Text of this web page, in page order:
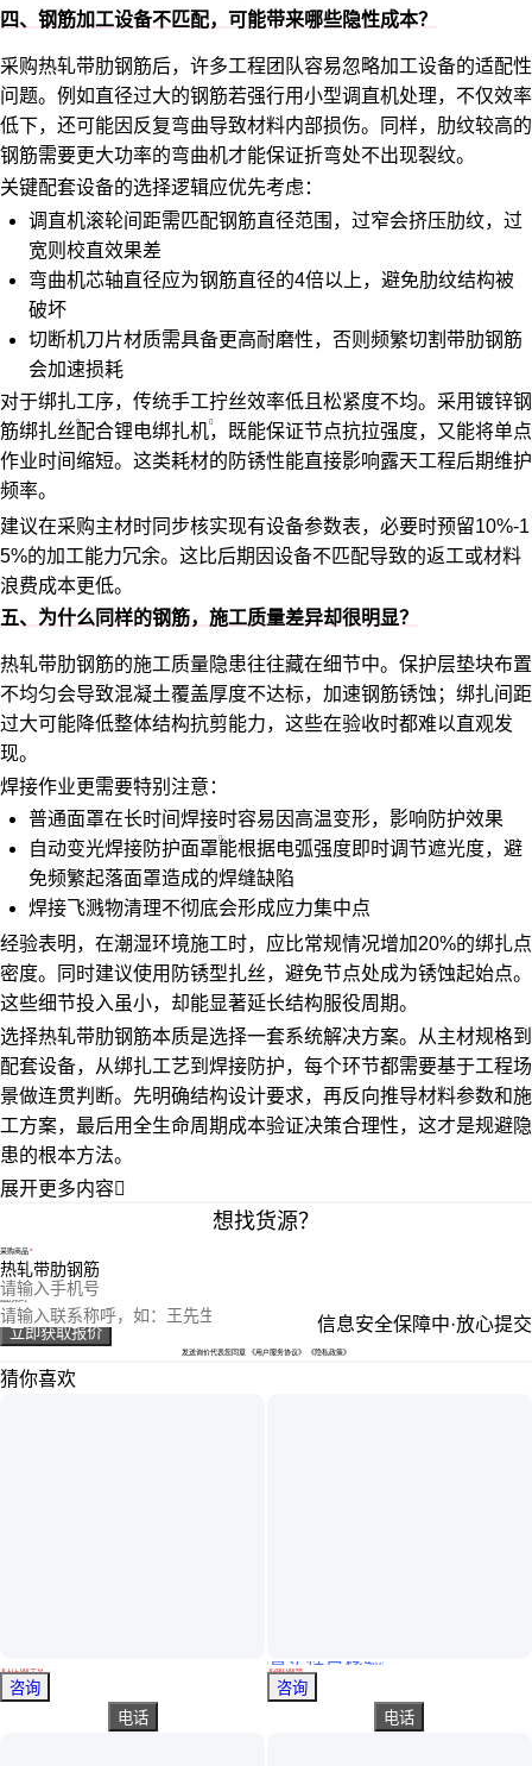
四、钢筋加工设备不匹配，可能带来哪些隐性成本？
采购热轧带肋钢筋后，许多工程团队容易忽略加工设备的适配性
问题。例如直径过大的钢筋若强行用小型调直机处理，不仅效率
低下，还可能因反复弯曲导致材料内部损伤。同样，肋纹较高的
钢筋需要更大功率的弯曲机才能保证折弯处不出现裂纹。
关键配套设备的选择逻辑应优先考虑：
调直机滚轮间距需匹配钢筋直径范围，过窄会挤压肋纹，过
宽则校直效果差
弯曲机芯轴直径应为钢筋直径的4倍以上，避免肋纹结构被
破坏
切断机刀片材质需具备更高耐磨性，否则频繁切割带肋钢筋
会加速损耗
对于绑扎工序，传统手工拧丝效率低且松紧度不均。采用镀锌钢
筋绑扎丝配合锂电绑扎机，既能保证节点抗拉强度，又能将单点
作业时间缩短。这类耗材的防锈性能直接影响露天工程后期维护
频率。
建议在采购主材时同步核实现有设备参数表，必要时预留10%-1
5%的加工能力冗余。这比后期因设备不匹配导致的返工或材料
浪费成本更低。
五、为什么同样的钢筋，施工质量差异却很明显？
热轧带肋钢筋的施工质量隐患往往藏在细节中。保护层垫块布置
不均匀会导致混凝土覆盖厚度不达标，加速钢筋锈蚀；绑扎间距
过大可能降低整体结构抗剪能力，这些在验收时都难以直观发
现。
焊接作业更需要特别注意：
普通面罩在长时间焊接时容易因高温变形，影响防护效果
自动变光焊接防护面罩能根据电弧强度即时调节遮光度，避
免频繁起落面罩造成的焊缝缺陷
焊接飞溅物清理不彻底会形成应力集中点
经验表明，在潮湿环境施工时，应比常规情况增加20%的绑扎点
密度。同时建议使用防锈型扎丝，避免节点处成为锈蚀起始点。
这些细节投入虽小，却能显著延长结构服役周期。
选择热轧带肋钢筋本质是选择一套系统解决方案。从主材规格到
配套设备，从绑扎工艺到焊接防护，每个环节都需要基于工程场
景做连贯判断。先明确结构设计要求，再反向推导材料参数和施
工方案，最后用全生命周期成本验证决策合理性，这才是规避隐
患的根本方法。
展开更多内容
想找货源？
采购商品
您的电话
您的称呼
立即获取报价 信息安全保障中·放心提交
发送询价代表您同意 《用户服务协议》 《隐私政策》
猜你喜欢
￥ 171 .00/千克
江苏无锡
咨询
电话
2.1米宽的输送带 按装完成的自动清粪机 加宽清粪带防止漏粪
真实性已核验
￥280 .00/组
河北石家庄
咨询
电话